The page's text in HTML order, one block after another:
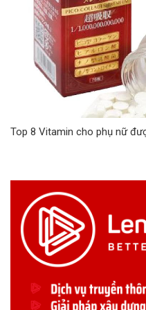
Top 8 Vitamin cho phụ nữ